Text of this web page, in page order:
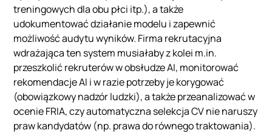
treningowych dla obu płci itp.), a także
udokumentować działanie modelu i zapewnić
możliwość audytu wyników. Firma rekrutacyjna
wdrażająca ten system musiałaby z kolei m.in.
przeszkolić rekruterów w obsłudze AI, monitorować
rekomendacje AI i w razie potrzeby je korygować
(obowiązkowy nadzór ludzki), a także przeanalizować w
ocenie FRIA, czy automatyczna selekcja CV nie naruszy
praw kandydatów (np. prawa do równego traktowania).